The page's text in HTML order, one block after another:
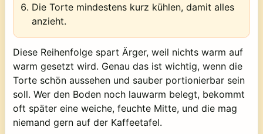
Die Torte mindestens kurz kühlen, damit alles
anzieht.
Diese Reihenfolge spart Ärger, weil nichts warm auf
warm gesetzt wird. Genau das ist wichtig, wenn die
Torte schön aussehen und sauber portionierbar sein
soll. Wer den Boden noch lauwarm belegt, bekommt
oft später eine weiche, feuchte Mitte, und die mag
niemand gern auf der Kaffeetafel.